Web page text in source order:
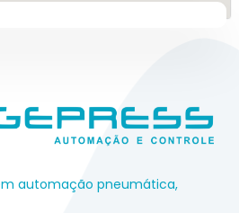
automação pneumática,